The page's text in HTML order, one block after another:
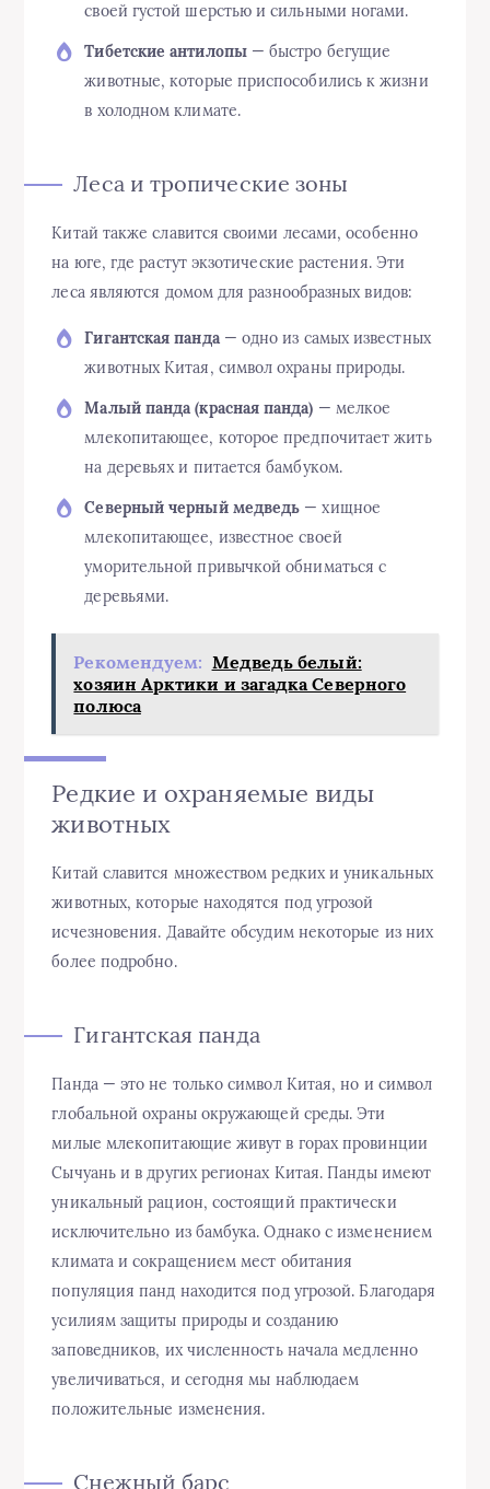
своей густой шерстью и сильными ногами.
Тибетские антилопы— быстро бегущие
животные, которые приспособились к жизни
в холодном климате.
Леса и тропические зоны
Китай также славится своими лесами, особенно
на юге, где растут экзотические растения. Эти
леса являются домом для разнообразных видов:
Гигантская панда— одно из самых известных
животных Китая, символ охраны природы.
Малый панда (красная панда) — мелкое
млекопитающее, которое предпочитает жить
на деревьях и питается бамбуком.
Северный черный медведь — хищное
млекопитающее, известное своей
уморительной привычкой обниматься с
деревьями.
Рекомендуем: Медведь белый:
хозяин Арктики и загадка Северного
полюса
Редкие и охраняемые виды
животных
Китай славится множеством редких и уникальных
животных, которые находятся под угрозой
исчезновения. Давайте обсудим некоторые из них
более подробно.
Гигантская панда
Панда — это не только символ Китая, но и символ
глобальной охраны окружающей среды. Эти
милые млекопитающие живут в горах провинции
Сычуань и в других регионах Китая. Панды имеют
уникальный рацион, состоящий практически
исключительно из бамбука. Однако с изменением
климата и сокращением мест обитания
популяция панд находится под угрозой. Благодаря
усилиям защиты природы и созданию
заповедников, их численность начала медленно
увеличиваться, и сегодня мы наблюдаем
положительные изменения.
Снежный барс